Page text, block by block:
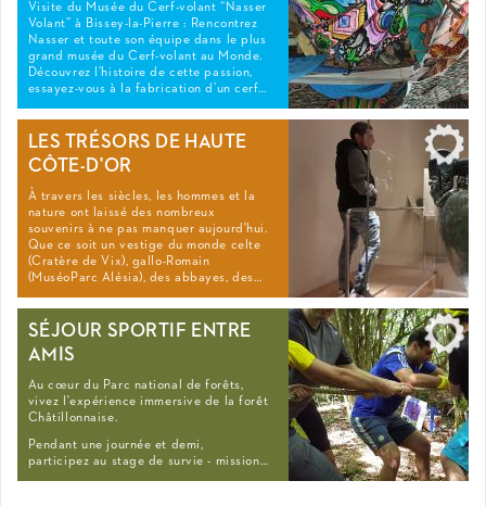
Visite du Musée du Cerf-volant “Nasser
Volant” à Bissey-la-Pierre : Rencontrez
Nasser et toute son équipe dans le plus
grand musée du Cerf-volant au Monde.
Découvrez l’histoire de cette passion,
essayez-vous à la fabrication d’un cerf…
LES TRÉSORS DE HAUTE
CÔTE-D'OR
À travers les siècles, les hommes et la
nature ont laissé des nombreux
souvenirs à ne pas manquer aujourd'hui.
Que ce soit un vestige du monde celte
(Cratère de Vix), gallo-Romain
(MuséoParc Alésia), des abbayes, des…
SÉJOUR SPORTIF ENTRE
AMIS
Au cœur du Parc national de forêts,
vivez l'expérience immersive de la forêt
Châtillonnaise.
Pendant une journée et demi,
participez au stage de survie - mission…